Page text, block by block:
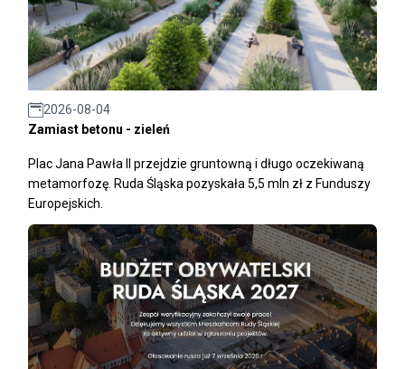
2026-08-04
Zamiast betonu - zieleń
Plac Jana Pawła II przejdzie gruntowną i długo oczekiwaną
metamorfozę. Ruda Śląska pozyskała 5,5 mln zł z Funduszy
Europejskich.